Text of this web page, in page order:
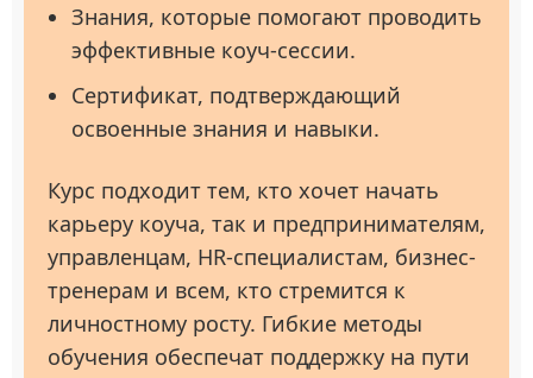
Знания, которые помогают проводить
эффективные коуч-сессии.
Сертификат, подтверждающий
освоенные знания и навыки.
Курс подходит тем, кто хочет начать
карьеру коуча, так и предпринимателям,
управленцам, HR-специалистам, бизнес-
тренерам и всем, кто стремится к
личностному росту. Гибкие методы
обучения обеспечат поддержку на пути